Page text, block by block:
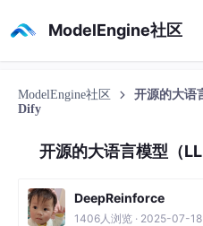
ModelEngine社区
ModelEngine社区
开源的大语
Dify
开源的大语言模型（
DeepReinforce
1406人浏览 · 2025-07-